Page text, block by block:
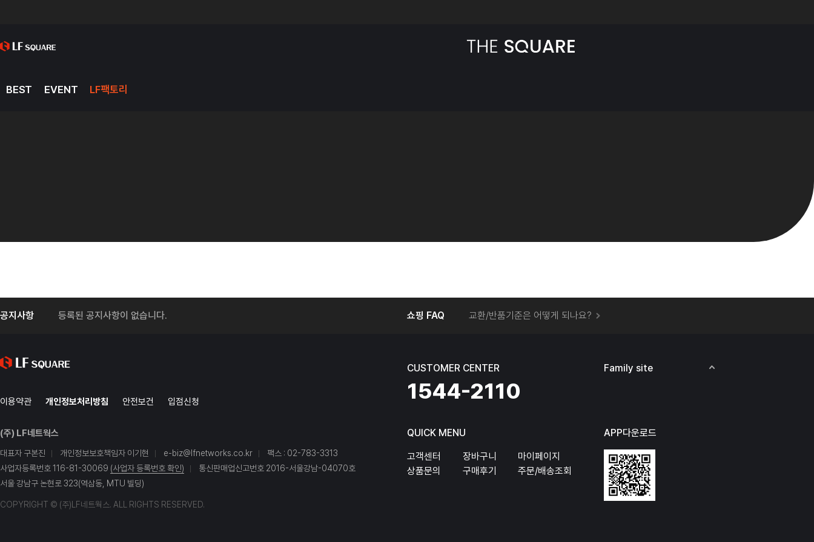
BEST EVENT LF팩토리
공지사항 등록된 공지사항이 없습니다. 쇼핑 FAQ
온라인에서 주문 후 오프라인 매장에서 상품을 수령할 수 있나요?
교환/반품기준은 어떻게 되나요?
온라인에서 구매한 상품 오프라인에서 반품이 가능한가요?
이용약관 개인정보처리방침 안전보건 입점신청
(주) LF네트웍스
대표자 구본진 개인정보보호책임자 이기현 e-biz@lfnetworks.co.kr
팩스 : 02-783-3313
사업자등록번호 116-81-30069 (사업자 등록번호 확인)
통신판매업신고번호 2016-서울강남-04070호
서울 강남구 논현로 323(역삼동, MTU 빌딩)
COPYRIGHT © (주)LF네트웍스. ALL RIGHTS RESERVED.
CUSTOMER CENTER
1544-2110
Family site
QUICK MENU
고객센터 장바구니
마이페이지
상품문의
구매후기 주문/배송조회
APP다운로드